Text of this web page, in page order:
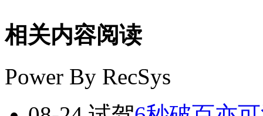
相关内容阅读
Power By RecSys